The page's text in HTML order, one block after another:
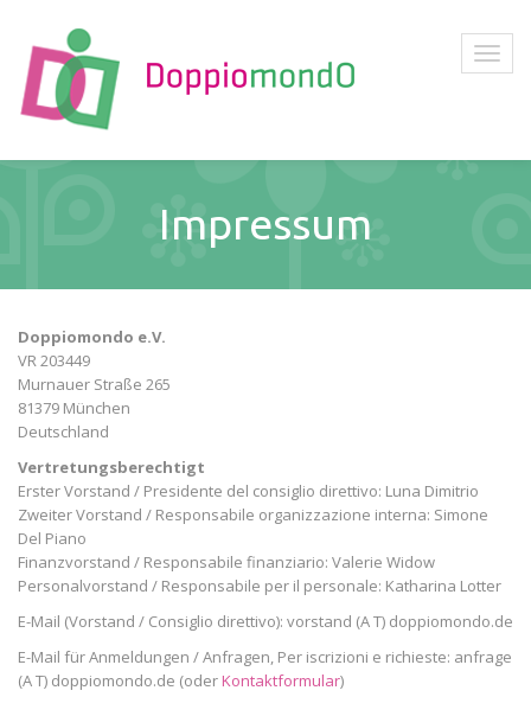
Impressum
Doppiomondo e.V.
VR 203449
Murnauer Straße 265
81379 München
Deutschland
Vertretungsberechtigt
Erster Vorstand / Presidente del consiglio direttivo: Luna Dimitrio
Zweiter Vorstand / Responsabile organizzazione interna: Simone
Del Piano
Finanzvorstand / Responsabile finanziario: Valerie Widow
Personalvorstand / Responsabile per il personale: Katharina Lotter
E-Mail (Vorstand / Consiglio direttivo): vorstand (A T) doppiomondo.de
E-Mail für Anmeldungen / Anfragen, Per iscrizioni e richieste: anfrage
(A T) doppiomondo.de (oderKontaktformular)